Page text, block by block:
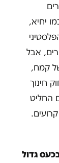
יחיא,
אבל
קמח,
חינוך
החליט
גדול